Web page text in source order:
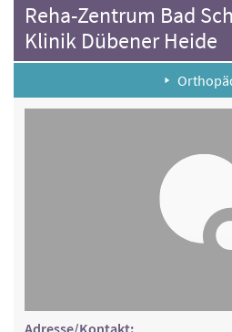
Reha-Zentrum Bad
Klinik Dübener Heide